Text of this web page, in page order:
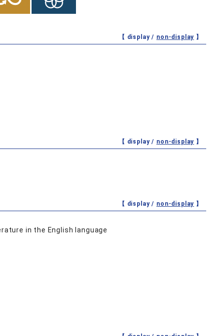
【 display / non-display 】
【 display / non-display 】
【 display / non-display 】
in the English language